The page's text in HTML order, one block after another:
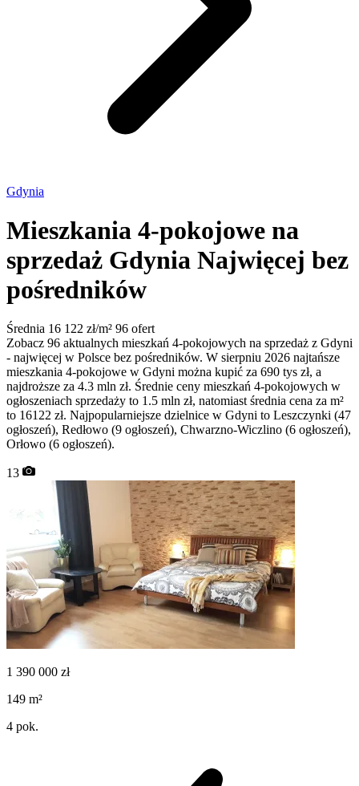
Gdynia
Mieszkania 4-pokojowe na
sprzedaż Gdynia Najwięcej bez
pośredników
Średnia 16 122 zł/m² 96 ofert
Zobacz 96 aktualnych mieszkań 4-pokojowych na sprzedaż z Gdyni
- najwięcej w Polsce bez pośredników. W sierpniu 2026 najtańsze
mieszkania 4-pokojowe w Gdyni można kupić za 690 tys zł, a
najdroższe za 4.3 mln zł. Średnie ceny mieszkań 4-pokojowych w
ogłoszeniach sprzedaży to 1.5 mln zł, natomiast średnia cena za m²
to 16122 zł. Najpopularniejsze dzielnice w Gdyni to Leszczynki (47
ogłoszeń), Redłowo (9 ogłoszeń), Chwarzno-Wiczlino (6 ogłoszeń),
Orłowo (6 ogłoszeń).
13
1 390 000 zł
149 m²
4 pok.